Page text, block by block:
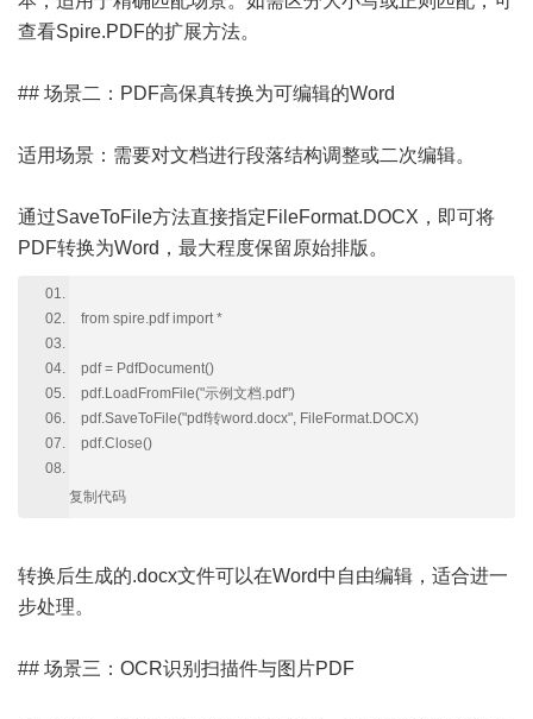
查看Spire.PDF的扩展方法。
## 场景二：PDF高保真转换为可编辑的Word
适用场景：需要对文档进行段落结构调整或二次编辑。
通过SaveToFile方法直接指定FileFormat.DOCX，即可将
PDF转换为Word，最大程度保留原始排版。
from spire.pdf import *
pdf = PdfDocument()
pdf.LoadFromFile("示例文档.pdf")
pdf.SaveToFile("pdf转word.docx", FileFormat.DOCX)
pdf.Close()
复制代码
转换后生成的.docx文件可以在Word中自由编辑，适合进一
步处理。
## 场景三：OCR识别扫描件与图片PDF